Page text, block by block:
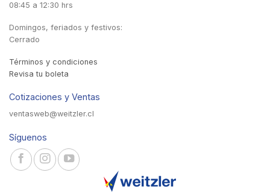
08:45 a 12:30 hrs
Domingos, feriados y festivos:
Cerrado
Términos y condiciones
Revisa tu boleta
Cotizaciones y Ventas
ventasweb@weitzler.cl
Síguenos